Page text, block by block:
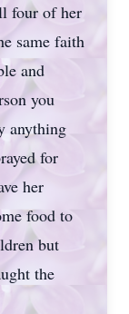
four of her
same faith
and
you
anything
for
her
food to
but
the